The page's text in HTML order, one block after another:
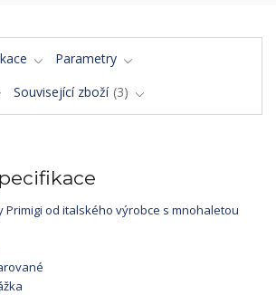
Parametry
Související zboží 3
Primigi od italského výrobce s mnohaletou